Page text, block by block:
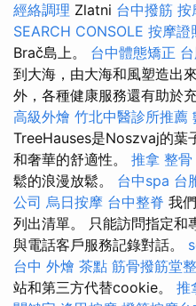
經絡調理 Zlatni 台中撥筋 按
SEARCH CONSOLE 按摩證
Brač島上。 台中體態矯正
到大海，由大海和風塑造出
外，各種健康服務還有助於
高級外燴 竹北中醫診所推薦
TreeHauses是Noszvaj的葉
和奢華的舒適性。 推拿 整骨
鬆的浪漫放鬆。 台中spa 台
公司 烏日按摩 台中整脊 我
列出清單。 只能訪問指定和
與電話客戶服務記錄對話。
台中 外燴 茶點 筋骨撥筋堂
站和第三方代替cookie。 推